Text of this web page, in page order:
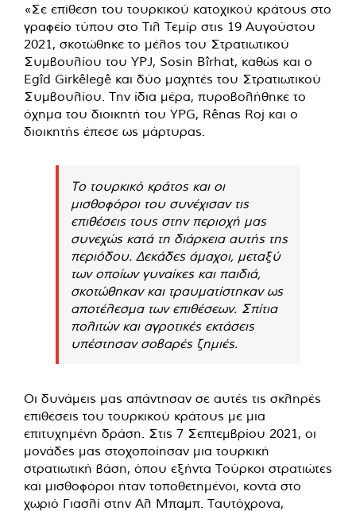
«Σε επίθεση του τουρκικού κατοχικού κράτους στο
γραφείο τύπου στο Τιλ Τεμίρ στις 19 Αυγούστου
2021, σκοτώθηκε το μέλος του Στρατιωτικού
Συμβουλίου του YPJ, Sosin Bîrhat, καθώς και ο
Egîd Girkêlegê και δύο μαχητές του Στρατιωτικού
Συμβουλίου. Την ίδια μέρα, πυροβολήθηκε το
όχημα του διοικητή του YPG, Rênas Roj και ο
διοικητής έπεσε ως μάρτυρας.
Το τουρκικό κράτος και οι
μισθοφόροι του συνέχισαν τις
επιθέσεις τους στην περιοχή μας
συνεχώς κατά τη διάρκεια αυτής της
περιόδου. Δεκάδες άμαχοι, μεταξύ
των οποίων γυναίκες και παιδιά,
σκοτώθηκαν και τραυματίστηκαν ως
αποτέλεσμα των επιθέσεων. Σπίτια
πολιτών και αγροτικές εκτάσεις
υπέστησαν σοβαρές ζημιές.
Οι δυνάμεις μας απάντησαν σε αυτές τις σκληρές
επιθέσεις του τουρκικού κράτους με μια
επιτυχημένη δράση. Στις 7 Σεπτεμβρίου 2021, οι
μονάδες μας στοχοποίησαν μια τουρκική
στρατιωτική βάση, όπου εξήντα Τούρκοι στρατιώτες
και μισθοφόροι ήταν τοποθετημένοι, κοντά στο
χωριό Γιασλί στην Αλ Μπαμπ. Ταυτόχρονα,